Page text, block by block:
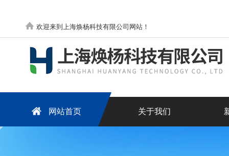
欢迎来到上海焕杨科技有限公司网站！
网站首页 关于我们